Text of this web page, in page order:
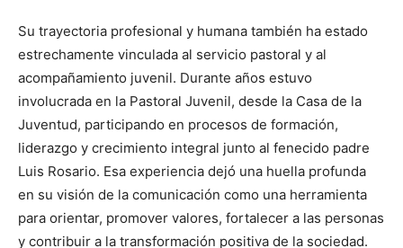
Su trayectoria profesional y humana también ha estado
estrechamente vinculada al servicio pastoral y al
acompañamiento juvenil. Durante años estuvo
involucrada en la Pastoral Juvenil, desde la Casa de la
Juventud, participando en procesos de formación,
liderazgo y crecimiento integral junto al fenecido padre
Luis Rosario. Esa experiencia dejó una huella profunda
en su visión de la comunicación como una herramienta
para orientar, promover valores, fortalecer a las personas
y contribuir a la transformación positiva de la sociedad.